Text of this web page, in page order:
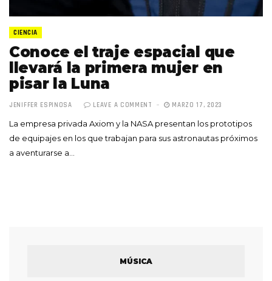
CIENCIA
Conoce el traje espacial que
llevará la primera mujer en
pisar la Luna
JENIFFER ESPINOSA LEAVE A COMMENT MARZO 17, 2023
La empresa privada Axiom y la NASA presentan los prototipos
de equipajes en los que trabajan para sus astronautas próximos
a aventurarse a…
MÚSICA